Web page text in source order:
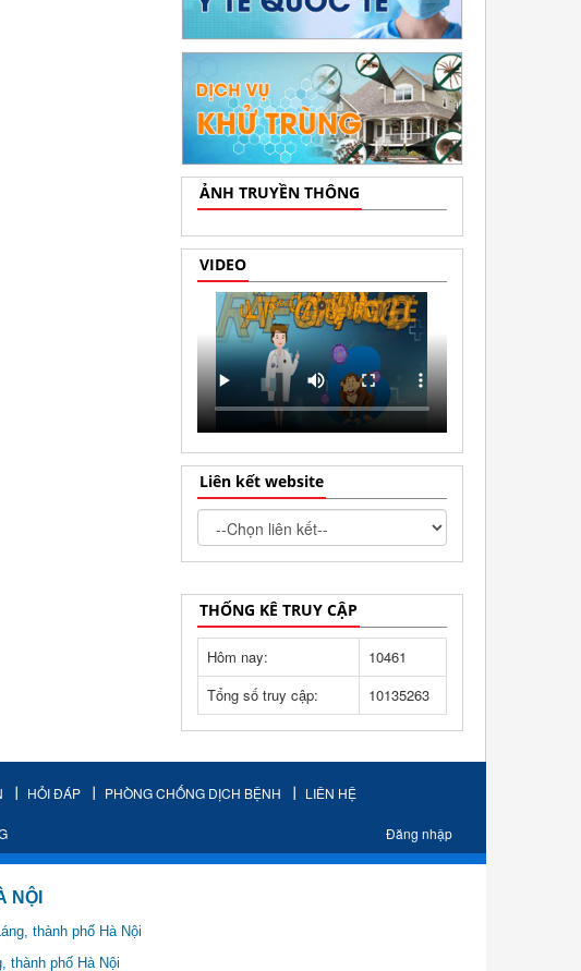
ẢNH TRUYỀN THÔNG
VIDEO
Liên kết website
THỐNG KÊ TRUY CẬP
Hôm nay:
10461
Tổng số truy cập:
10135263
HỎI ĐÁP PHÒNG CHỐNG DỊCH BỆNH LIÊN HỆ
Đăng nhập
thành phố Hà Nội
phố Hà Nội